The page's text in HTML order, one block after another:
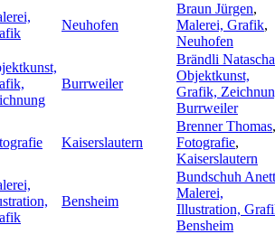
Neuhofen
Braun Jürgen,
Malerei, Grafik,
Neuhofen
Burrweiler
Brändli Natascha
Objektkunst,
Grafik,
Burrweiler
Kaiserslautern
Brenner Thomas,
Fotografie,
Kaiserslautern
Bensheim
Bundschuh
Malerei,
Illustration,
Bensheim